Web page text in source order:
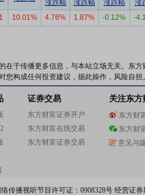
涨跌幅
涨跌幅
涨跌幅
涨
10.01% 4.76% 1.87% -0.12% -
在于传播更多信息，与本站立场无关。东
您构成任何投资建议，据此操作，风险自担